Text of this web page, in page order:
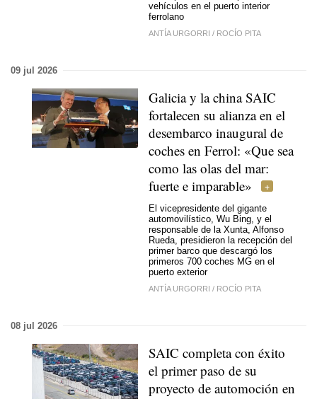
vehículos en el puerto interior
ferrolano
ANTÍA URGORRI / ROCÍO PITA
09 jul 2026
Galicia y la china SAIC
fortalecen su alianza en el
desembarco inaugural de
coches en Ferrol: «Que sea
como las olas del mar:
fuerte e imparable»
El vicepresidente del gigante
automovilístico, Wu Bing, y el
responsable de la Xunta, Alfonso
Rueda, presidieron la recepción del
primer barco que descargó los
primeros 700 coches MG en el
puerto exterior
ANTÍA URGORRI / ROCÍO PITA
08 jul 2026
SAIC completa con éxito
el primer paso de su
proyecto de automoción en